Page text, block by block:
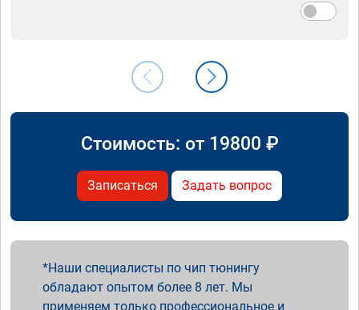
Стоимость: от 19800 ₽
Записаться Задать вопрос
Наши специалисты по чип тюнингу
обладают опытом более 8 лет. Мы
применяем только профессиональное и